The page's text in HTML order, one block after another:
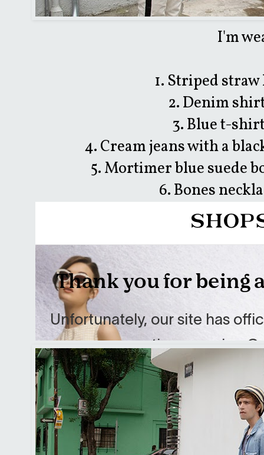
I'm
1. Striped
2. Denim
3. Blue t-
4. Cream jeans with a
5. Mortimer blue suede
6. Bones